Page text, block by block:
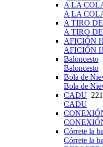
A LA
A LA
A TIRO
A TIRO
AFICIÓN
AFICIÓN
Baloncesto
Baloncesto
Bola de
Bola de
CADU 221
CADU
Córrete la
Córrete la